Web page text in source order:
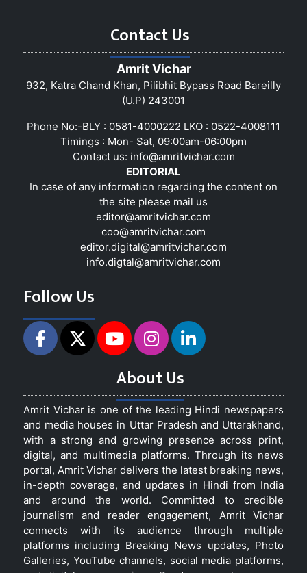
Contact Us
Amrit Vichar
932, Katra Chand Khan, Pilibhit Bypass Road Bareilly
(U.P) 243001
Phone No:-BLY : 0581-4000222 LKO : 0522-4008111
Timings : Mon- Sat, 09:00am-06:00pm
Contact us: info@amritvichar.com
EDITORIAL
In case of any information regarding the content on
the site please mail us
editor@amritvichar.com
coo@amritvichar.com
editor.digital@amritvichar.com
info.digtal@amritvichar.com
Follow Us
About Us
Amrit Vichar is one of the leading Hindi newspapers
and media houses in Uttar Pradesh and Uttarakhand,
with a strong and growing presence across print,
digital, and multimedia platforms. Through its news
portal, Amrit Vichar delivers the latest breaking news,
in-depth coverage, and updates in Hindi from India
and around the world. Committed to credible
journalism and reader engagement, Amrit Vichar
connects with its audience through multiple
platforms including Breaking News updates, Photo
Galleries, YouTube channels, social media platforms,